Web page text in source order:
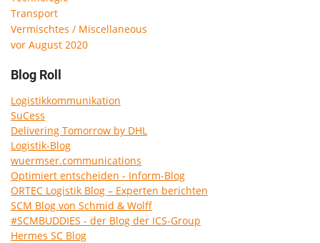
Transport
Vermischtes / Miscellaneous
vor August 2020
Blog Roll
Logistikkommunikation
SuCess
Delivering Tomorrow by DHL
Logistik-Blog
wuermser.communications
Optimiert entscheiden - Inform-Blog
ORTEC Logistik Blog – Experten berichten
SCM Blog von Schmid & Wolff
#SCMBUDDIES - der Blog der ICS-Group
Hermes SC Blog